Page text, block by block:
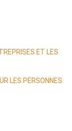
ET LES
LES PERSONNES